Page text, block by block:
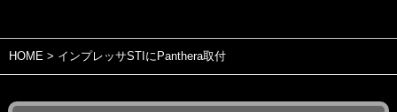
HOME > インプレッサSTIにPanthera取付